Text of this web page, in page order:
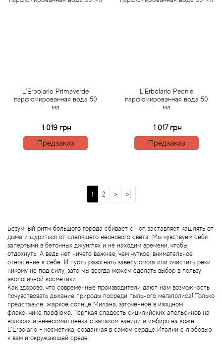
L`Erbolario Primaverde
парфюмированная вода 50
мл
1 019 грн
Предзаказ
L`Erbolario Peonie
парфюмированная вода 50
мл
1 017 грн
Предзаказ
1 2 > >|
Безумный ритм большого города сбивает с ног, заставляет кашлять от
дыма и щуриться от слепящего неонового света. Мы чувствуем себя
запертыми в бетонных джунглях и не находим времени, чтобы
отдохнуть. А ведь нет ничего важнее, чем чуткое, внимательное
отношение к себе. И пусть разогнать завесу смога или очистить реки
никому не под силу, зато мы всегда можем сделать выбор в пользу
экологичной косметики.
Как здорово, что современные производители дают нам возможность
почувствовать дыхание природы посреди пыльного мегаполиса! Только
представьте: жаркое солнце Милана, заточенное в изящном
флакончике парфюма. Терпкая сладость сицилийских апельсинов на
волосах и невесомая пенка с запахом ванили и имбиря на коже...
L’Erbolario - косметика, созданная в самом сердце Италии с любовью
к вам и окружающей среде.
Boadicea the Victorious
Bogart
Bond No.9
Bottega Profumiera
Bottega Veneta
Boucheron
Brecourt